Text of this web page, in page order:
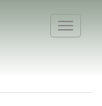
Toggle